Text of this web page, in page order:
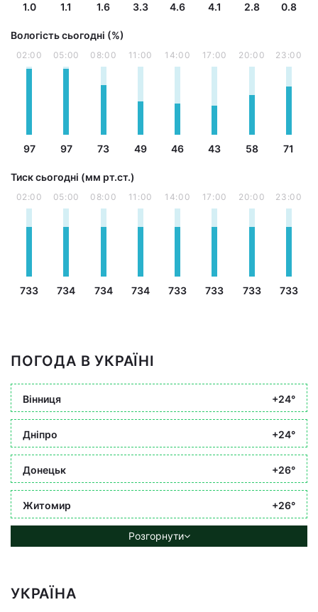
1.0 1.1 1.6 3.3 4.6 4.1 2.8 0.8
Вологість сьогодні (%)
02:00
97
05:00
97
08:00
73
11:00
49
14:00
46
17:00
43
20:00
58
23:00
71
Тиск сьогодні (мм рт.ст.)
02:00
733
05:00
734
08:00
734
11:00
734
14:00
733
17:00
733
20:00
733
23:00
733
ПОГОДА В УКРАЇНІ
Вінниця +24°
Дніпро +24°
Донецьк +26°
Житомир +26°
Розгорнути
УКРАЇНА